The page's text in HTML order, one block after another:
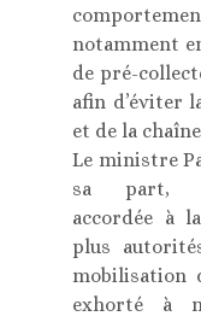
notamment
de pré-
afin d’éviter
et de la
Le ministre
sa part,
accordée à
plus
mobilisation
exhorté à